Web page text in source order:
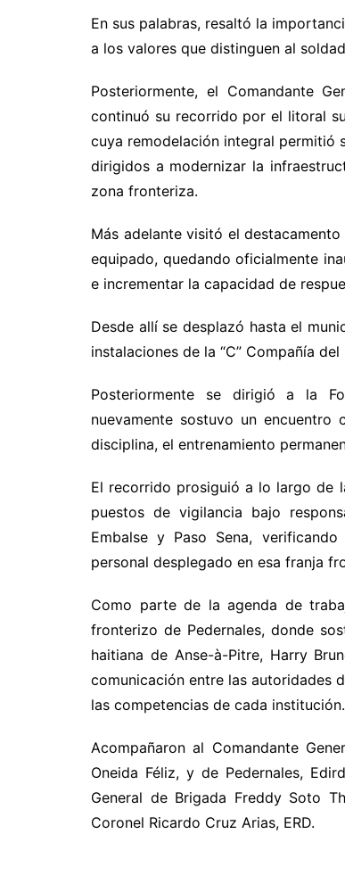
En sus palabras, resaltó la
a los valores que distinguen al
Posteriormente, el Comandante
continuó su recorrido por el litoral
cuya remodelación integral permitió
dirigidos a modernizar la
zona fronteriza.
Más adelante visitó el
equipado, quedando oficialmente
e incrementar la capacidad de
Desde allí se desplazó hasta el
instalaciones de la “C” Compañía
Posteriormente se dirigió a la
nuevamente sostuvo un
disciplina, el entrenamiento
El recorrido prosiguió a lo largo de
puestos de vigilancia bajo
Embalse y Paso Sena,
personal desplegado en esa franja
Como parte de la agenda de
fronterizo de Pedernales, donde
haitiana de Anse-à-Pitre, Harry
comunicación entre las autoridades
las competencias de cada institución.
Acompañaron al Comandante
Oneida Féliz, y de Pedernales,
General de Brigada Freddy Soto
Coronel Ricardo Cruz Arias, ERD.